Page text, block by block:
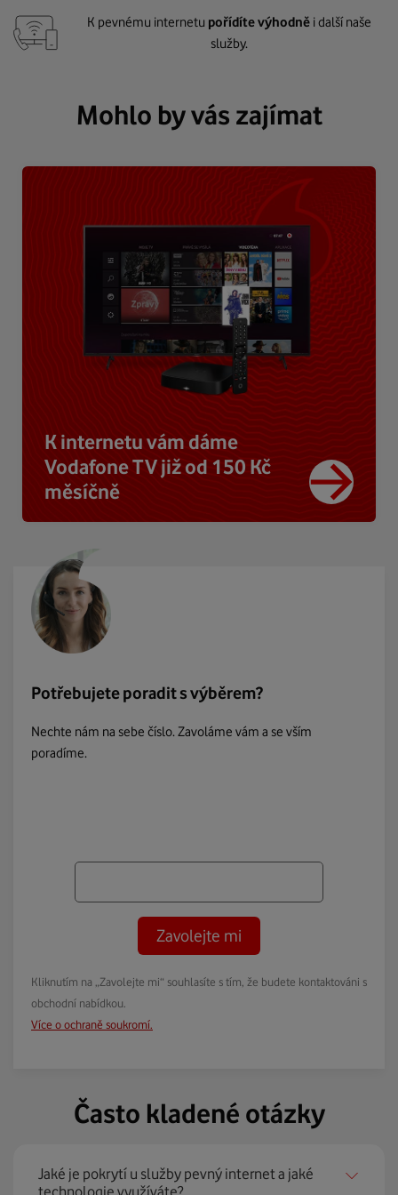
K pevnému internetu pořídíte výhodně i další naše
služby.
Mohlo by vás zajímat
K internetu vám dáme
Vodafone TV již od 150 Kč
měsíčně
Potřebujete poradit s výběrem?
Nechte nám na sebe číslo. Zavoláme vám a se vším
poradíme.
Zavolejte mi
Kliknutím na „Zavolejte mi“ souhlasíte s tím, že budete kontaktováni s
obchodní nabídkou.
Více o ochraně soukromí.
Často kladené otázky
Jaké je pokrytí u služby pevný internet a jaké
technologie využíváte?